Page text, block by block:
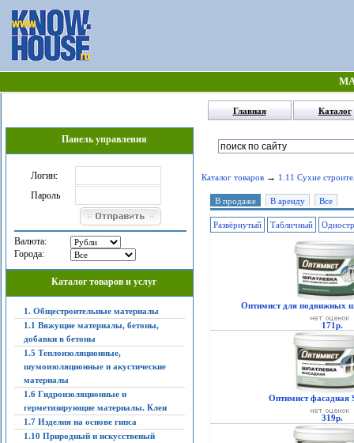
Главная Каталог
Панель управления
Логин:
Пароль
Валюта:
Города:
Каталог товаров и услуг
1. Общестроительные материалы
1.1 Вяжущие материалы, бетоны,
добавки в бетоны
1.5 Теплоизоляционные,
шумоизоляционные и акустические
материалы
1.6 Гидроизоляционные и
герметизирующие материалы. Клеи
1.7 Изделия на основе гипса
1.10 Природный и искусственый
Каталог товаров→ 1.11 Сухие
В продаже В аренду Все
Развёрнутый Табличный
Оптимист для подвижных
171р.
Оптимист фасадная
319р.